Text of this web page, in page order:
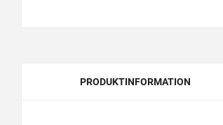
PRODUKTINFORMATION